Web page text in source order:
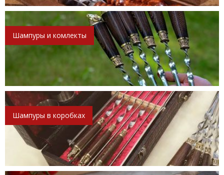
Шампуры и комлекты
Шампуры в коробках